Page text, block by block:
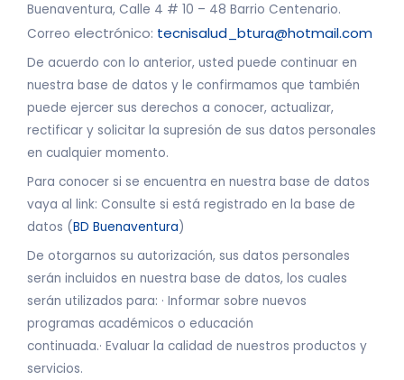
Buenaventura, Calle 4 # 10 – 48 Barrio Centenario.
Correo electrónico: tecnisalud_btura@hotmail.com
De acuerdo con lo anterior, usted puede continuar en
nuestra base de datos y le confirmamos que también
puede ejercer sus derechos a conocer, actualizar,
rectificar y solicitar la supresión de sus datos personales
en cualquier momento.
Para conocer si se encuentra en nuestra base de datos
vaya al link: Consulte si está registrado en la base de
datos (BD Buenaventura)
De otorgarnos su autorización, sus datos personales
serán incluidos en nuestra base de datos, los cuales
serán utilizados para: · Informar sobre nuevos
programas académicos o educación
continuada.· Evaluar la calidad de nuestros productos y
servicios.